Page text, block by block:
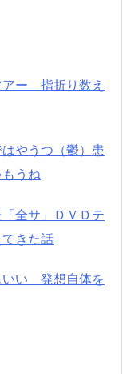
ー 指折り数え
やうつ（鬱）患
うね
全サ」ＤＶＤテ
きた話
い 発想自体を